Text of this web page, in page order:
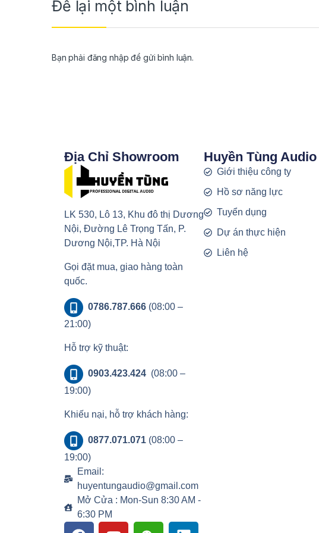
Để lại một bình luận
Bạn phải đăng nhập để gửi bình luận.
Địa Chỉ Showroom
LK 530, Lô 13, Khu đô thị Dương
Nội, Đường Lê Trọng Tấn, P.
Dương Nội,TP. Hà Nội
Gọi đặt mua, giao hàng toàn
quốc.
0786.787.666(08:00 –
21:00)
Hỗ trợ kỹ thuật:
0903.423.424 (08:00 –
19:00)
Khiếu nại, hỗ trợ khách hàng:
0877.071.071(08:00 –
19:00)
Email:
huyentungaudio@gmail.com
Mở Cửa : Mon-Sun 8:30 AM -
6:30 PM
Huyền Tùng Audio
Giới thiệu công ty
Hồ sơ năng lực
Tuyển dụng
Dự án thực hiện
Liên hệ